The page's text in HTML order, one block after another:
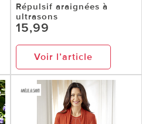
Répulsif araignées à
ultrasons
15,99
Voir l’article